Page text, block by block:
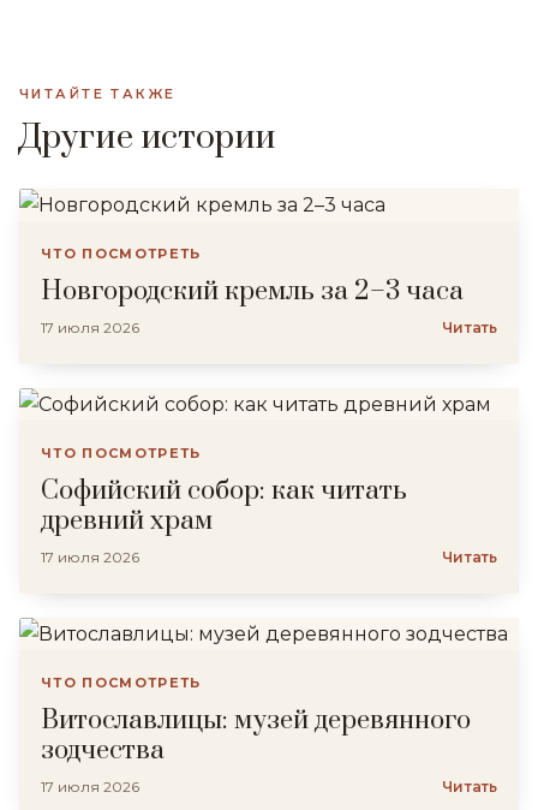
ЧИТАЙТЕ ТАКЖЕ
Другие истории
ЧТО ПОСМОТРЕТЬ
Новгородский кремль за 2–3 часа
17 июля 2026 Читать
ЧТО ПОСМОТРЕТЬ
Софийский собор: как читать
древний храм
17 июля 2026 Читать
ЧТО ПОСМОТРЕТЬ
Витославлицы: музей деревянного
зодчества
17 июля 2026 Читать